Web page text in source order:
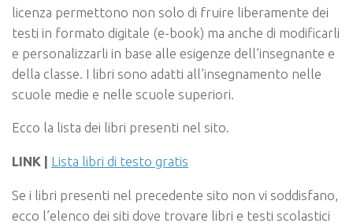
licenza permettono non solo di fruire liberamente dei
testi in formato digitale (e-book) ma anche di modificarli
e personalizzarli in base alle esigenze dell’insegnante e
della classe. I libri sono adatti all’insegnamento nelle
scuole medie e nelle scuole superiori.
Ecco la lista dei libri presenti nel sito.
LINK | Lista libri di testo gratis
Se i libri presenti nel precedente sito non vi soddisfano,
ecco l’elenco dei siti dove trovare libri e testi scolastici